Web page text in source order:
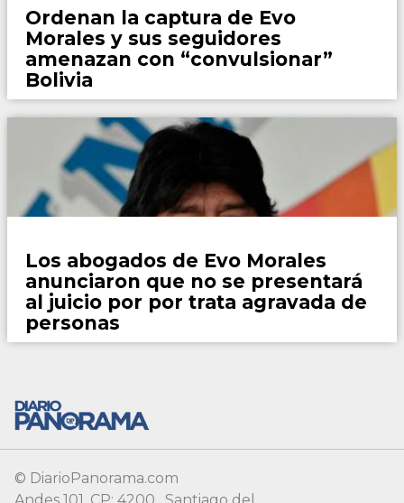
Ordenan la captura de Evo
Morales y sus seguidores
amenazan con “convulsionar”
Bolivia
Los abogados de Evo Morales
anunciaron que no se presentará
al juicio por por trata agravada de
personas
© DiarioPanorama.com